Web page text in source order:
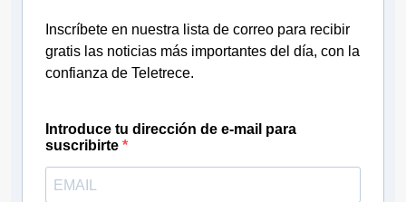
Inscríbete en nuestra lista de correo para recibir
gratis las noticias más importantes del día, con la
confianza de Teletrece.
Introduce tu dirección de e-mail para
suscribirte